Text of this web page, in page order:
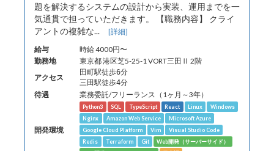
題を解決するシステムの設計から実装、運用までを一
気通貫で担っていただきます。 【職務内容】 クライ
アントの複雑な... [詳細]
給与
時給 4000円〜
勤務地
東京都 港区芝5-25-1 VORT三田Ⅱ 2階
アクセス
田町駅徒歩6分
三田駅徒歩4分
待遇 業務委託/フリーランス（1ヶ月～3年）
開発環境
Python3 SQL TypeScript React Linux
Windows
Nginx
Amazon Web Service
Microsoft Azure
Google Cloud Platform
Vim
Visual Studio Code
Redis
Terraform Git
Web開発（サーバーサイド）